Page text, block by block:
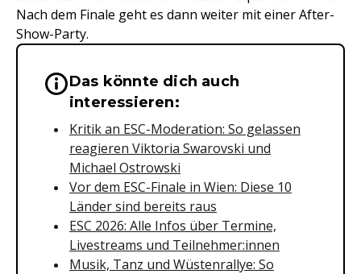
Nach dem Finale geht es dann weiter mit einer After-
Show-Party.
Wichtige Hinweise &
Das könnte dich auch
interessieren:
Kritik an ESC-Moderation: So gelassen
reagieren Viktoria Swarovski und
Michael Ostrowski
Vor dem ESC-Finale in Wien: Diese 10
Länder sind bereits raus
ESC 2026: Alle Infos über Termine,
Livestreams und Teilnehmer:innen
Musik, Tanz und Wüstenrallye: So